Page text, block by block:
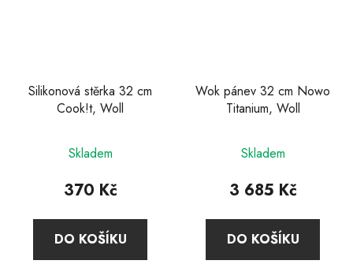
Silikonová stěrka 32 cm
Cook!t, Woll
hodnocení
produktu
5,0
z
Skladem
370 Kč
DO KOŠÍKU
Wok pánev 32 cm Nowo
Titanium, Woll
hodnocení
produktu
4,8
z
Skladem
3 685 Kč
DO KOŠÍKU